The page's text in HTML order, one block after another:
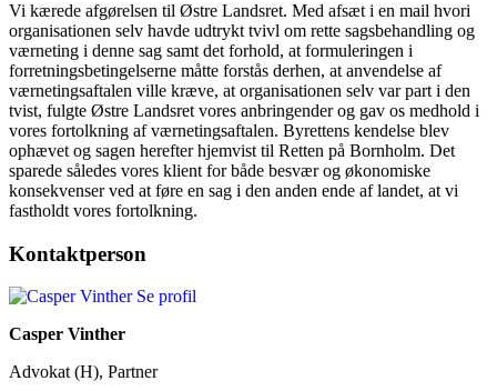
Vi kærede afgørelsen til Østre Landsret. Med afsæt i en mail hvori
organisationen selv havde udtrykt tvivl om rette sagsbehandling og
værneting i denne sag samt det forhold, at formuleringen i
forretningsbetingelserne måtte forstås derhen, at anvendelse af
værnetingsaftalen ville kræve, at organisationen selv var part i den
tvist, fulgte Østre Landsret vores anbringender og gav os medhold i
vores fortolkning af værnetingsaftalen. Byrettens kendelse blev
ophævet og sagen herefter hjemvist til Retten på Bornholm. Det
sparede således vores klient for både besvær og økonomiske
konsekvenser ved at føre en sag i den anden ende af landet, at vi
fastholdt vores fortolkning.
Kontaktperson
Se profil
Casper Vinther
Advokat (H), Partner